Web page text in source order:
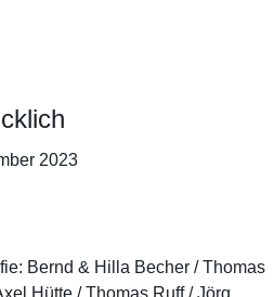
2023